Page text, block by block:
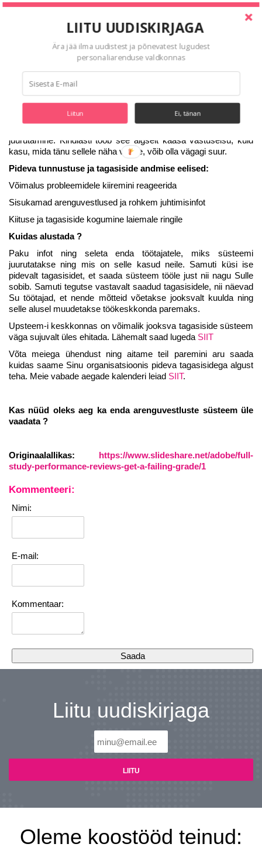
Beebibuumerite seas väiksem.
Mis oleks lahenduseks ?
töötajas endas ju ei toimuks. Selleks aga tõid 80% vastanutest
välja, et soovivad tagasidet kohe peale ülesande sooritamist,
mitte peale mitme kuist vaheperioodi.
Vastanud usuvad, et ettevõtted, mis on hüljanud traditsioonilise
arenguvestluste süsteemi on paindlikumad, neis töötavad
õnnelikumad töötajad ning kinnistub koostööd soodustav kultuur.
juurutamine. Kindlasti toob see algselt kaasa vastuseisu, kuid
kasu, mida tänu sellele näha võime, võib olla vägagi suur.
Pideva tunnustuse ja tagasiside andmise eelised:
Võimalus probleemidele kiiremini reageerida
Sisukamad arenguvestlused ja rohkem juhtimisinfot
Kiituse ja tagasiside kogumine laiemale ringile
Kuidas alustada ?
Paku infot ning seleta enda töötajatele, miks süsteemi
juurutatakse ning mis on selle kasud neile. Samuti küsi ise
pidevalt tagasisidet, et saada süsteem tööle just nii nagu Sulle
sobib. Samuti tegutse vastavalt saadud tagasisidele, nii näevad
Su töötajad, et nende mõtteid võetakse jooksvalt kuulda ning
selle alusel muudetakse töökeskkonda paremaks.
Upsteem-i keskkonnas on võimalik jooksva tagasiside süsteem
väga sujuvalt üles ehitada. Lähemalt saad lugeda SIIT
Võta meiega ühendust ning aitame teil paremini aru saada
kuidas saame Sinu organisatsioonis pideva tagasisidega algust
teha. Meie vabade aegade kalenderi leiad SIIT.
Kas nüüd oleks aeg ka enda arenguvestluste süsteem üle
vaadata ?
Originaalallikas: https://www.slideshare.net/adobe/full-
study-performance-reviews-get-a-failing-grade/1
Kommenteeri:
Nimi:
E-mail:
Kommentaar:
Liitu uudiskirjaga
Oleme koostööd teinud:
LIITU UUDISKIRJAGA
Ära jää ilma uudistest ja põnevatest lugudest
personaliarenduse valdkonnas
Ei, tänan
Liitun